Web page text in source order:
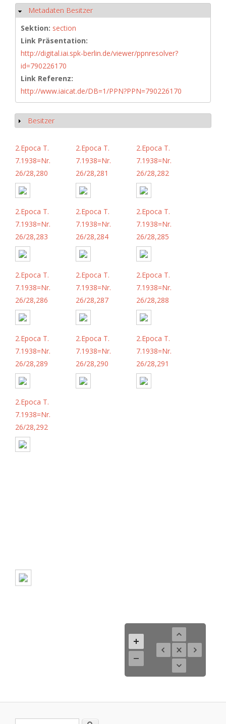
Hide
Metadaten Besitzer
Sektion: section
Link Präsentation:
http://digital.iai.spk-berlin.de/viewer/ppnresolver?
id=790226170
Link Referenz:
http://www.iaicat.de/DB=1/PPN?PPN=790226170
Show
Besitzer
2.Epoca T.
7.1938=Nr.
26/28,280
2.Epoca T.
7.1938=Nr.
26/28,281
2.Epoca T.
7.1938=Nr.
26/28,282
2.Epoca T.
7.1938=Nr.
26/28,283
2.Epoca T.
7.1938=Nr.
26/28,284
2.Epoca T.
7.1938=Nr.
26/28,285
2.Epoca T.
7.1938=Nr.
26/28,286
2.Epoca T.
7.1938=Nr.
26/28,287
2.Epoca T.
7.1938=Nr.
26/28,288
2.Epoca T.
7.1938=Nr.
26/28,289
2.Epoca T.
7.1938=Nr.
26/28,290
2.Epoca T.
7.1938=Nr.
26/28,291
2.Epoca T.
7.1938=Nr.
26/28,292